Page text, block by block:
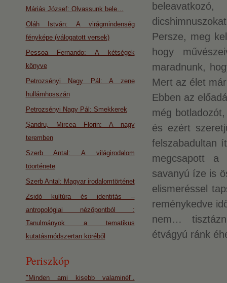
Persze, meg
hogy
maradnunk,
Mert az élet
Ebben az
még
és ezért
felszabadultan
megcsapott a
savanyú íze is
elismeréssel
reménykedve
nem…
étvágyú ránk
Máriás József: Olvassunk bele…
Oláh István: A virágmindenség
fényképe (válogatott versek)
Pessoa Fernando: A kétségek
könyve
Petrozsényi Nagy Pál: A zene
hullámhosszán
Petrozsényi Nagy Pál: Smekkerek
Şandru, Mircea Florin: A nagy
teremben
Szerb Antal: A világirodalom
töorténete
Szerb Antal: Magyar irodalomtörténet
Zsidó kultúra és identitás –
antropológiai nézőpontból :
Tanulmányok a tematikus
kutatásmódszertan köréből
Periszkóp
"Minden ami kisebb valaminél".